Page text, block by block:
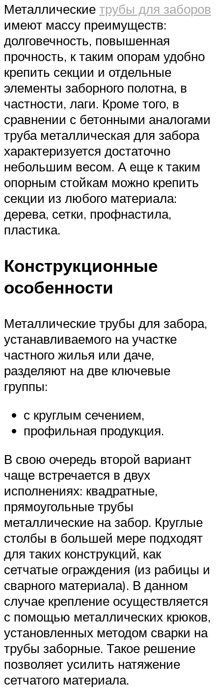
Металлические трубы для заборов
имеют массу преимуществ:
долговечность, повышенная
прочность, к таким опорам удобно
крепить секции и отдельные
элементы заборного полотна, в
частности, лаги. Кроме того, в
сравнении с бетонными аналогами
труба металлическая для забора
характеризуется достаточно
небольшим весом. А еще к таким
опорным стойкам можно крепить
секции из любого материала:
дерева, сетки, профнастила,
пластика.
Конструкционные
особенности
Металлические трубы для забора,
устанавливаемого на участке
частного жилья или даче,
разделяют на две ключевые
группы:
с круглым сечением,
профильная продукция.
В свою очередь второй вариант
чаще встречается в двух
исполнениях: квадратные,
прямоугольные трубы
металлические на забор. Круглые
столбы в большей мере подходят
для таких конструкций, как
сетчатые ограждения (из рабицы и
сварного материала). В данном
случае крепление осуществляется
с помощью металлических крюков,
установленных методом сварки на
трубы заборные. Такое решение
позволяет усилить натяжение
сетчатого материала.